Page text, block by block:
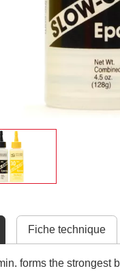
Fiche technique
forms the strongest